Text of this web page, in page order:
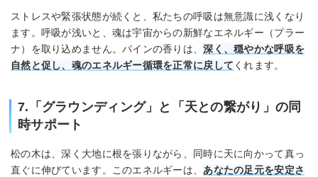
ストレスや緊張状態が続くと、私たちの呼吸は無意識に浅くなり
ます。呼吸が浅いと、魂は宇宙からの新鮮なエネルギー（プラー
ナ）を取り込めません。パインの香りは、深く、穏やかな呼吸を
自然と促し、魂のエネルギー循環を正常に戻して くれます。
7.「グラウンディング」と「天との繋がり」の同
時サポート
松の木は、深く大地に根を張りながら、同時に天に向かって真っ
直ぐに伸びています。このエネルギーは、 あなたの足元を安定さ